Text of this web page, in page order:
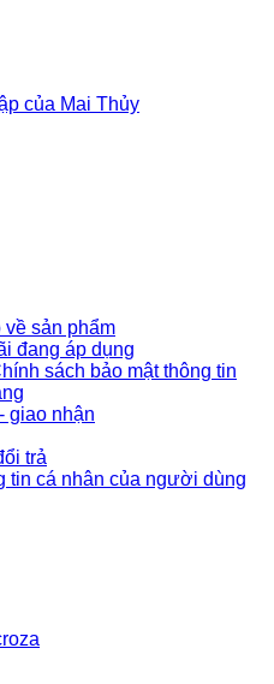
của Mai Thủy
sản phẩm
đang áp dụng
sách bảo mật thông tin
giao nhận
trả
tin cá nhân của người dùng